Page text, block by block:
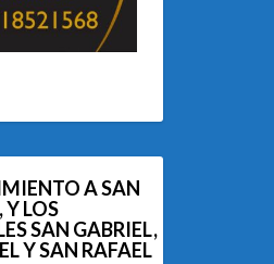
A SAN
Y LOS
SAN GABRIEL,
Y SAN RAFAEL